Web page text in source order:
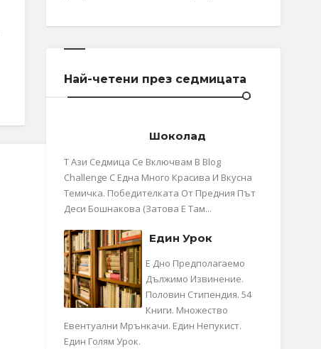
Най-четени през седмицата
Шоколад
Т Ази Седмица Се Включвам В Blog
Challenge С Една Много Красива И Вкусна
Темичка. Победителката От Предния Път
Деси Бошнакова (затова Е Там...
Един Урок
Е Дно Предполагаемо
Дължимо Извинение.
Половин Стипендия. 54
Книги. Множество
Евентуални Мрънкачи. Един Непукист.
Един Голям Урок.